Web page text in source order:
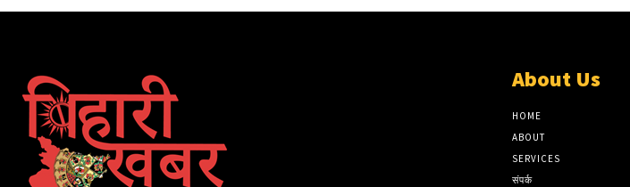
About Us
HOME
ABOUT
SERVICES
संपर्क